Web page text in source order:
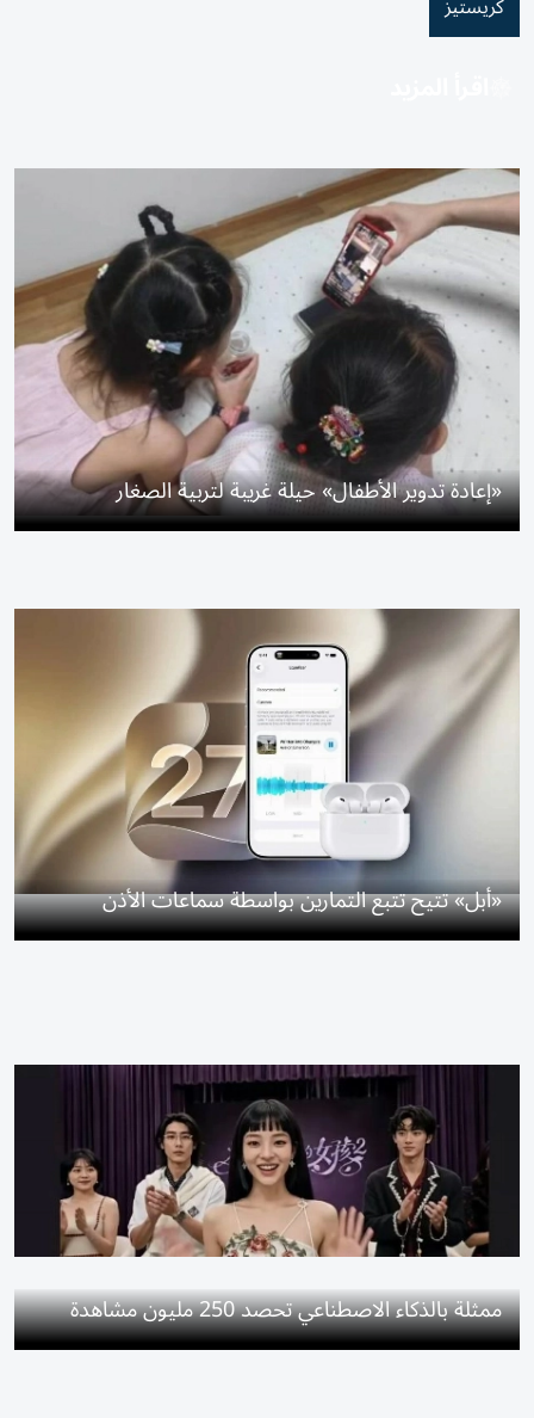
«إعادة تدوير الأطفال» حيلة غريبة لتربية الصغار
«أبل» تتيح تتبع التمارين بواسطة سماعات الأذن
ممثلة بالذكاء الاصطناعي تحصد 250 مليون مشاهدة